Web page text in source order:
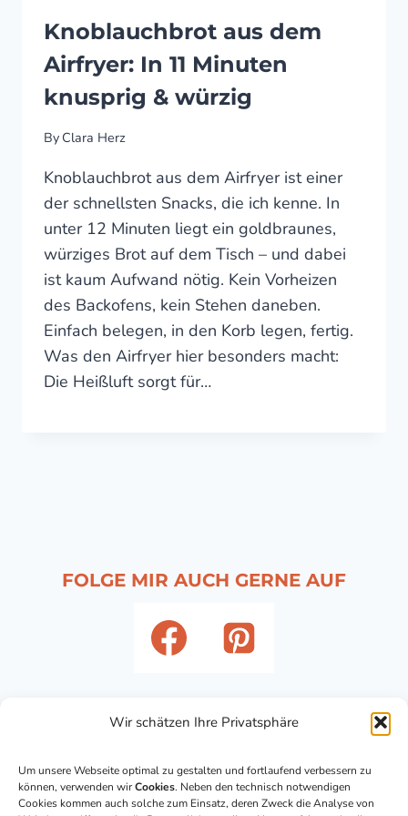
Wir schätzen Ihre Privatsphäre
Um unsere Webseite optimal zu gestalten und fortlaufend verbessern zu
können, verwenden wirCookies. Neben den technisch notwendigen
Cookies kommen auch solche zum Einsatz, deren Zweck die Analyse von
Knoblauchbrot aus dem
Airfryer: In 11 Minuten
knusprig & würzig
By Clara Herz
Knoblauchbrot aus dem Airfryer ist einer
der schnellsten Snacks, die ich kenne. In
unter 12 Minuten liegt ein goldbraunes,
würziges Brot auf dem Tisch – und dabei
ist kaum Aufwand nötig. Kein Vorheizen
des Backofens, kein Stehen daneben.
Einfach belegen, in den Korb legen, fertig.
Was den Airfryer hier besonders macht:
Die Heißluft sorgt für…
FOLGE MIR AUCH GERNE AUF
© 2026